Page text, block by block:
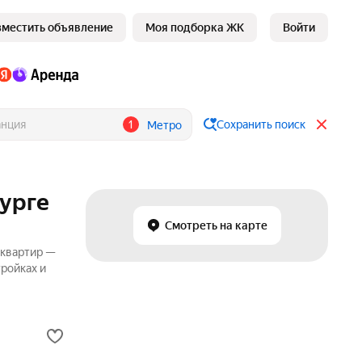
объявление Моя подборка ЖК Войти
1 Метро Сохранить поиск
Смотреть на карте
—
и